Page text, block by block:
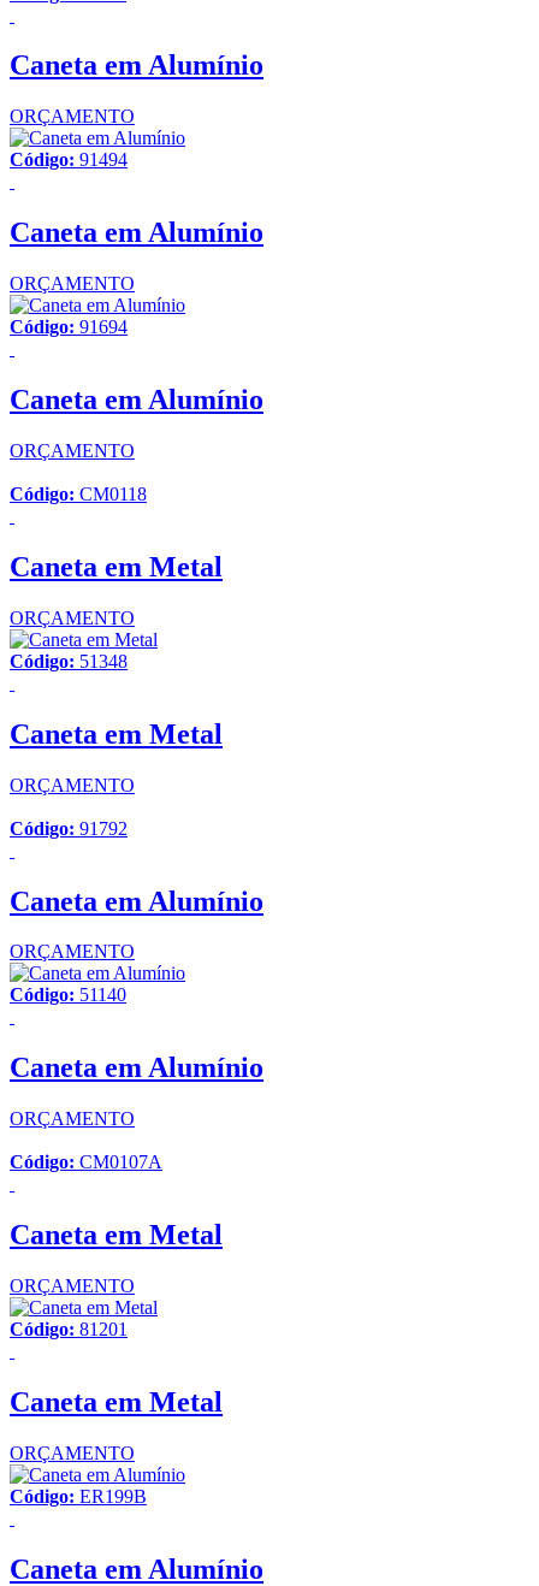
Caneta em Alumínio
ORÇAMENTO
Código: 91494
Caneta em Alumínio
ORÇAMENTO
Código: 91694
Caneta em Alumínio
ORÇAMENTO
Código: CM0118
Caneta em Metal
ORÇAMENTO
Código: 51348
Caneta em Metal
ORÇAMENTO
Código: 91792
Caneta em Alumínio
ORÇAMENTO
Código: 51140
Caneta em Alumínio
ORÇAMENTO
Código: CM0107A
Caneta em Metal
ORÇAMENTO
Código: 81201
Caneta em Metal
ORÇAMENTO
Código: ER199B
Caneta em Alumínio